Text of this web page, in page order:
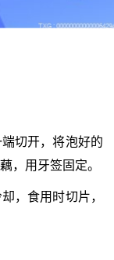
切开，将泡好的
，用牙签固定。
，食用时切片，